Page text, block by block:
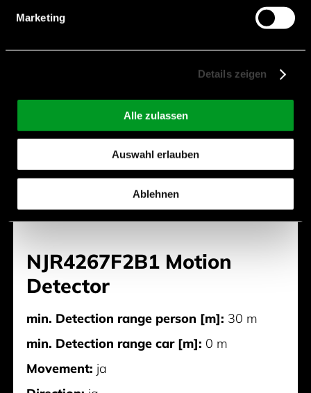
Marketing
Details zeigen
Alle zulassen
Auswahl erlauben
Ablehnen
NJR4267F2B1 Motion
Detector
min. Detection range person [m]: 30 m
min. Detection range car [m]: 0 m
Movement: ja